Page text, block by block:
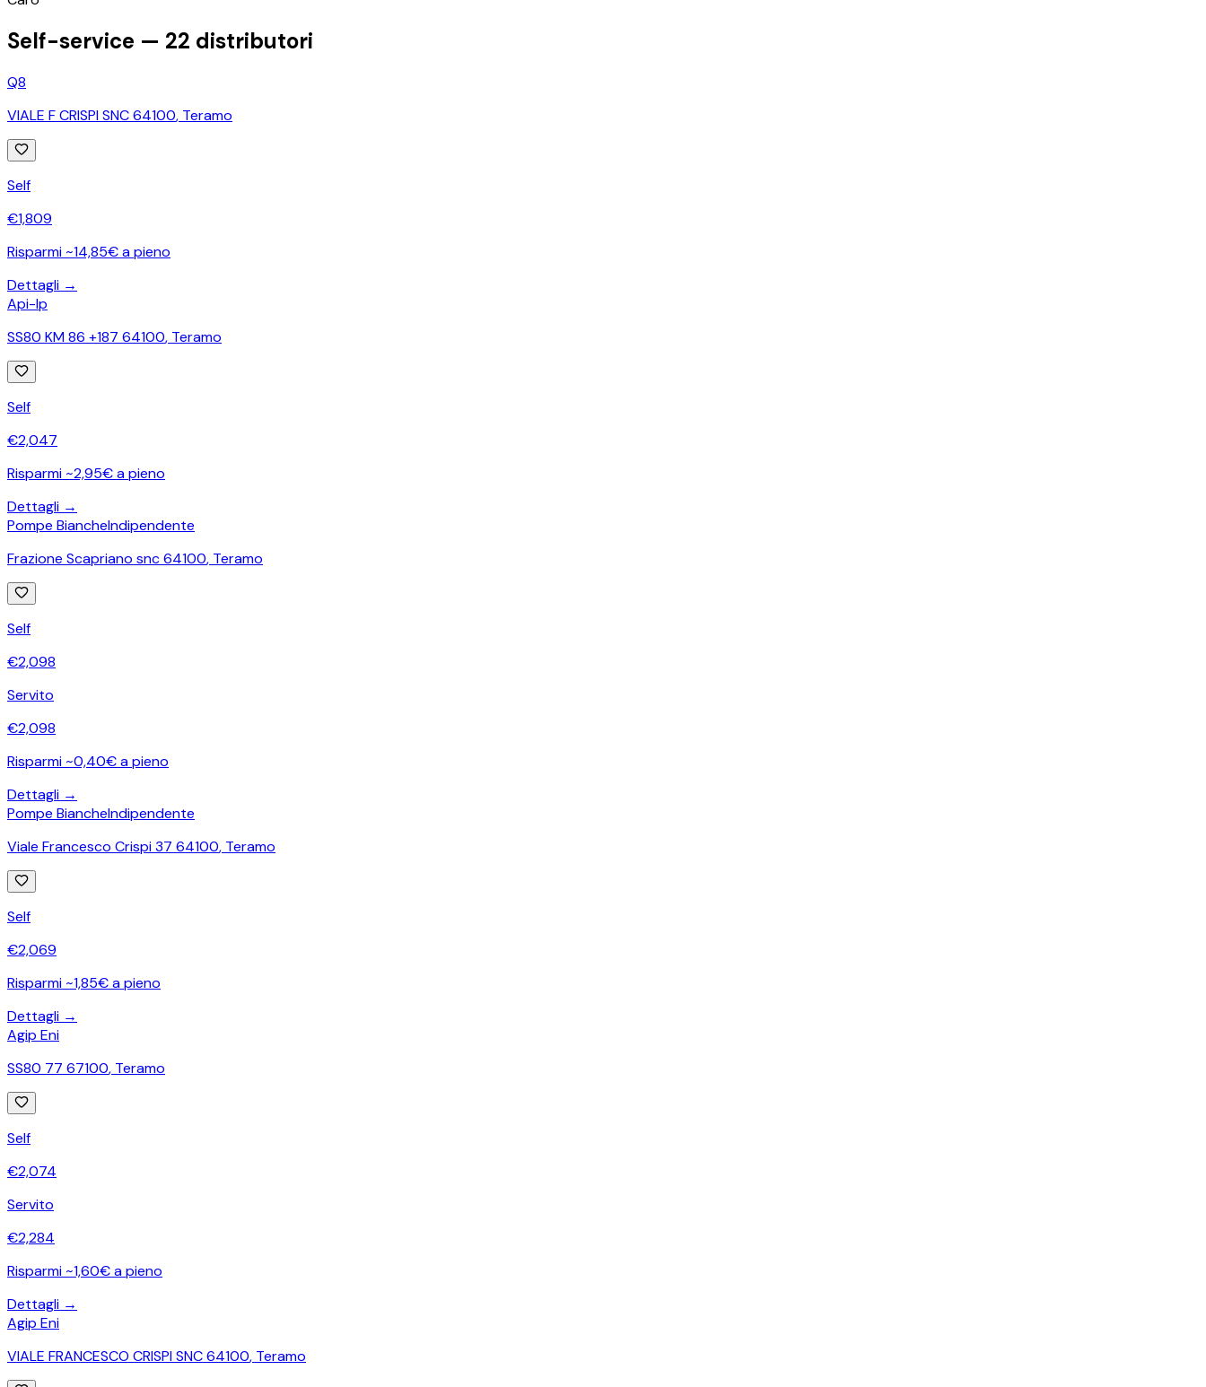
Self-service — 22 distributori
Q8
VIALE F CRISPI SNC 64100, Teramo
Self
€1,809
Risparmi ~14,85€ a pieno
Dettagli →
Api-Ip
SS80 KM 86 +187 64100, Teramo
Self
€2,047
Risparmi ~2,95€ a pieno
Dettagli →
Pompe BiancheIndipendente
Frazione Scapriano snc 64100, Teramo
Self
€2,098
Servito
€2,098
Risparmi ~0,40€ a pieno
Dettagli →
Pompe BiancheIndipendente
Viale Francesco Crispi 37 64100, Teramo
Self
€2,069
Risparmi ~1,85€ a pieno
Dettagli →
Agip Eni
SS80 77 67100, Teramo
Self
€2,074
Servito
€2,284
Risparmi ~1,60€ a pieno
Dettagli →
Agip Eni
VIALE FRANCESCO CRISPI SNC 64100, Teramo